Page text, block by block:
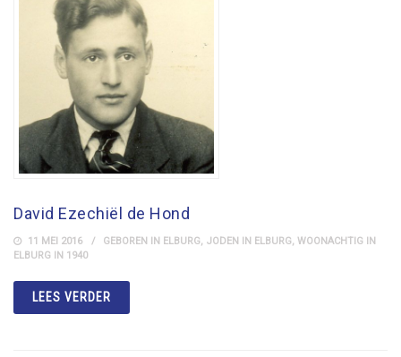
David Ezechiël de Hond
11 MEI 2016 GEBOREN IN ELBURG, JODEN IN ELBURG, WOONACHTIG IN
ELBURG IN 1940
LEES VERDER